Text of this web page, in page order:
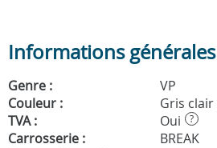
Informations générales
Genre :
VP
Couleur :
Gris
TVA :
Oui ?
Carrosserie :
BREAK